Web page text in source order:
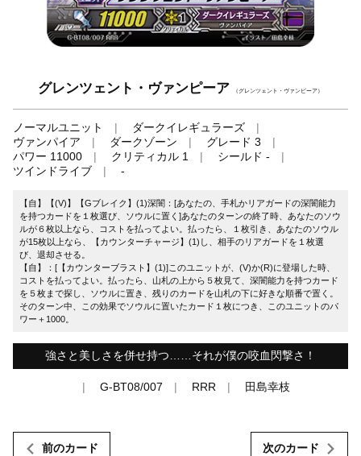
グレンツェント・ヴァンピーア （グレンツェント・ヴァンピーア）
ノーマルユニット
ダークイレギュラーズ
ヴァンパイア
ダークゾーン
グレード 3
パワー 11000
クリティカル 1
シールド -
ツインドライブ
-
【自】【(V)】【Gブレイク】(1)深闇：[あなたの、手札かリアガードの深闇能力
を持つカードを１枚選び、ソウルに置く]あなたのターンの終了時、あなたのソウ
ルが６枚以上なら、コストを払ってよい。払ったら、１枚引き、あなたのソウル
が15枚以上なら、【カウンターチャージ】(1)し、相手のリアガードを１枚選
び、退却させる。
【自】：[【カウンターブラスト】(1)]このユニットが、(V)か(R)に登場した時、
コストを払ってよい。払ったら、山札の上から５枚見て、深闇能力を持つカード
を５枚まで探し、ソウルに置き、残りのカードを山札の下に好きな順番で置く。
そのターン中、この効果でソウルに置いたカード１枚につき、このユニットのパ
ワー＋1000。
強さと美しさを併せ持つ……それが僕の咬血閃撃さ！
G-BT08/007 RRR 田島幸枝
前のカード 次のカード